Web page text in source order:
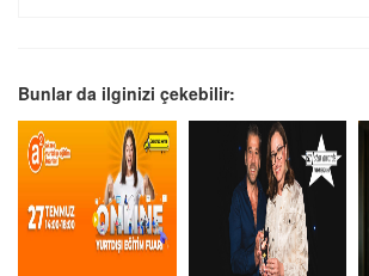
Bunlar da ilginizi çekebilir: